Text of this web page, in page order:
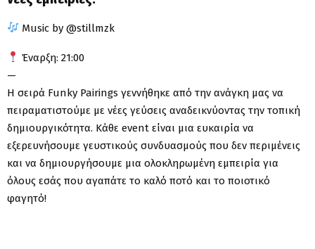
Music by @stillmzk
Έναρξη: 21:00
—
Η σειρά Funky Pairings γεννήθηκε από την ανάγκη μας να
πειραματιστούμε με νέες γεύσεις αναδεικνύοντας την τοπική
δημιουργικότητα. Κάθε event είναι μια ευκαιρία να
εξερευνήσουμε γευστικούς συνδυασμούς που δεν περιμένεις
και να δημιουργήσουμε μια ολοκληρωμένη εμπειρία για
όλους εσάς που αγαπάτε το καλό ποτό και το ποιοτικό
φαγητό!